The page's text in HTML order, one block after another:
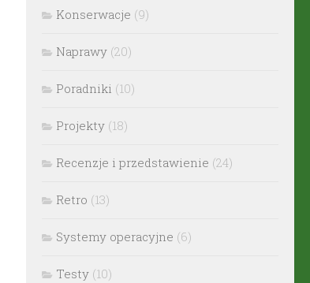
Konserwacje (9)
Naprawy (20)
Poradniki (10)
Projekty (18)
Recenzje i przedstawienie (24)
Retro (13)
Systemy operacyjne (6)
Testy (10)